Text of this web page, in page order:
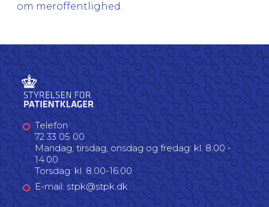
om meroffentlighed.
Telefon
72 33 05 00
Mandag, tirsdag, onsdag og fredag: kl. 8.00 -
14.00
Torsdag: kl. 8.00-16.00
E-mail: stpk@stpk.dk